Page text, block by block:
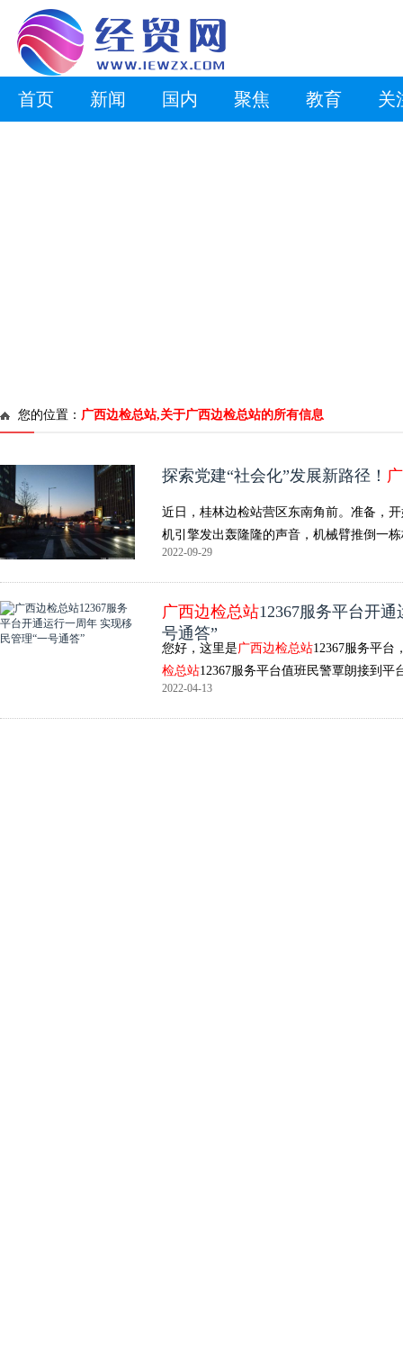
首页 新闻 国内 聚焦 教育 关
您的位置： 广西边检总站,关于广西边检总站的所有信息
探索党建“社会化”发展新路径！
近日，桂林边检站营区东南角前。准备，
机引擎发出轰隆隆的声音，机械臂推倒一
2022-09-29
广西边检总站12367服务平台开
号通答”
您好，这里是广西边检总站12367服务平台
检总站12367服务平台值班民警覃朗接到平
2022-04-13